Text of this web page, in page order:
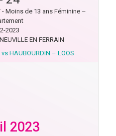
- Moins de 13 ans Féminine –
2023
EN FERRAIN
vs HAUBOURDIN – LOOS
2023